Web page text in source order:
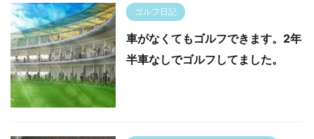
ゴルフ日記
車がなくてもゴルフできます。2年
半車なしでゴルフしてました。